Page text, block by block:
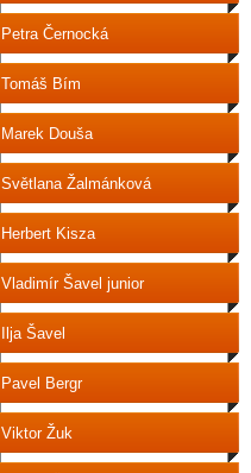
Petra Černocká
Tomáš Bím
Marek Douša
Světlana Žalmánková
Herbert Kisza
Vladimír Šavel junior
Ilja Šavel
Pavel Bergr
Viktor Žuk